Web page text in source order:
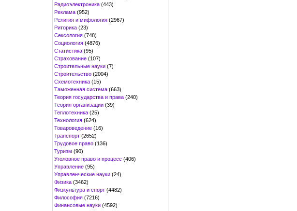
Радиоэлектроника (443)
Реклама (952)
Религия и мифология (2967)
Риторика (23)
Сексология (748)
Социология (4876)
Статистика (95)
Страхование (107)
Строительные науки (7)
Строительство (2004)
Схемотехника (15)
Таможенная система (663)
Теория государства и права (240)
Теория организации (39)
Теплотехника (25)
Технология (624)
Товароведение (16)
Транспорт (2652)
Трудовое право (136)
Туризм (90)
Уголовное право и процесс (406)
Управление (95)
Управленческие науки (24)
Физика (3462)
Физкультура и спорт (4482)
Философия (7216)
Финансовые науки (4592)